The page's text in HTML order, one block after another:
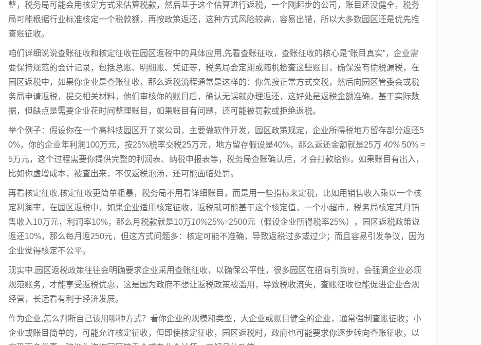
整，税务局可能会用核定方式来估算税款，然后基于这个估算进行返税，一个刚起步的公司，账目还没健全，税务
局可能根据行业标准核定一个税款额，再按政策返还，这种方式风险较高，容易出错，所以大多数园区还是优先推
查账征收。
咱们详细说说查账征收和核定征收在园区返税中的具体应用,先看查账征收，查账征收的核心是“账目真实”，企业需
要保持规范的会计记录，包括总账、明细账、凭证等，税务局会定期或随机检查这些账目，确保没有偷税漏税，在
园区返税中，如果你企业是查账征收，那么返税流程通常是这样的：你先按正常方式交税，然后向园区管委会或税
务局申请返税，提交相关材料，他们审核你的账目后，确认无误就办理返还，这好处是返税金额准确，基于实际数
据，但缺点是需要企业花时间整理账目，如果账目有问题，还可能被罚款或拒绝返税。
举个例子：假设你在一个高科技园区开了家公司，主要做软件开发，园区政策规定，企业所得税地方留存部分返还5
0%，你的企业年利润100万元，按25%税率交税25万元，地方留存假设是40%，那么返还金额就是25万 40% 50% =
5万元，这个过程需要你提供完整的利润表、纳税申报表等，税务局查账确认后，才会打款给你，如果账目有出入，
比如你虚增成本，被查出来，不仅返税泡汤，还可能面临处罚。
再看核定征收,核定征收更简单粗暴，税务局不用看详细账目，而是用一些指标来定税，比如用销售收入乘以一个核
定利润率，在园区返税中，如果企业适用核定征收，返税就可能基于这个核定值，一个小超市，税务局核定其月销
售收入10万元，利润率10%，那么月税款就是10万10%25%=2500元（假设企业所得税率25%），园区返税政策说
返还10%，那么每月返250元，但这方式问题多：核定可能不准确，导致返税过多或过少；而且容易引发争议，因为
企业觉得核定不公平。
现实中,园区返税政策往往会明确要求企业采用查账征收，以确保公平性，很多园区在招商引资时，会强调企业必须
规范账务，才能享受返税优惠，这是因为政府不想让返税政策被滥用，导致税收流失，查账征收也能促进企业合规
经营，长远看有利于经济发展。
作为企业,怎么判断自己该用哪种方式？看你企业的规模和类型，大企业或账目健全的企业，通常强制查账征收；小
企业或账目简单的，可能允许核定征收，但即使核定征收，园区返税时，政府也可能要求你逐步转向查账征收，以